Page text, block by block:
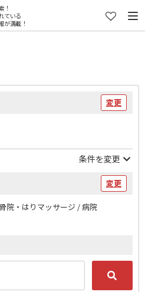
！
ている
が満載！
変更
条件を変更
変更
院・はりマッサージ / 病院